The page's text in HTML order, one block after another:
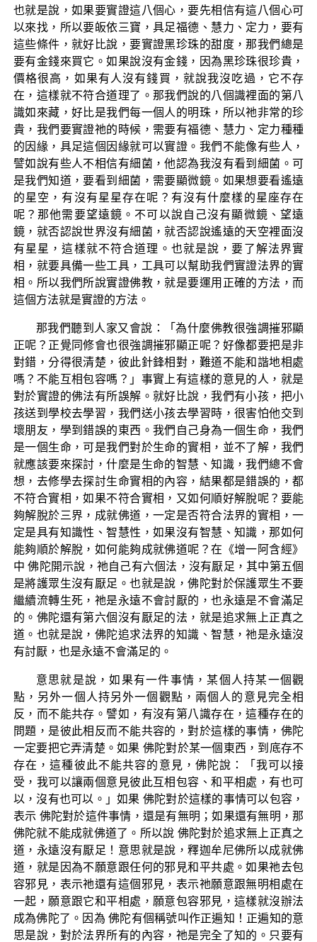
也就是說，如果要實證這八個心，要先相信有這八個心可
以來找，所以要皈依三寶，具足福德、慧力、定力，要有
這些條件，就好比說，要實證黑珍珠的甜度，那我們總是
要有金錢來買它。如果說沒有金錢，因為黑珍珠很珍貴，
價格很高，如果有人沒有錢買，就說我沒吃過，它不存
在，這樣就不符合道理了。那我們說的八個識裡面的第八
識如來藏，好比是我們每一個人的明珠，所以祂非常的珍
貴，我們要實證祂的時候，需要有福德、慧力、定力種種
的因緣，具足這個因緣就可以實證。我們不能像有些人，
譬如說有些人不相信有細菌，他認為我沒有看到細菌。可
是我們知道，要看到細菌，需要顯微鏡。如果想要看遙遠
的星空，有沒有星星存在呢？有沒有什麼樣的星座存在
呢？那他需要望遠鏡。不可以說自己沒有顯微鏡、望遠
鏡，就否認說世界沒有細菌，就否認說遙遠的天空裡面沒
有星星，這樣就不符合道理。也就是說，要了解法界實
相，就要具備一些工具，工具可以幫助我們實證法界的實
相。所以我們所說實證佛教，就是要運用正確的方法，而
這個方法就是實證的方法。
那我們聽到人家又會說：「為什麼佛教很強調摧邪顯
正呢？正覺同修會也很強調摧邪顯正呢？好像都要把是非
對錯，分得很清楚，彼此針鋒相對，難道不能和諧地相處
嗎？不能互相包容嗎？」事實上有這樣的意見的人，就是
對於實證的佛法有所誤解。就好比說，我們有小孩，把小
孩送到學校去學習，我們送小孩去學習時，很害怕他交到
壞朋友，學到錯誤的東西。我們自己身為一個生命，我們
是一個生命，可是我們對於生命的實相，並不了解，我們
就應該要來探討，什麼是生命的智慧、知識，我們總不會
想，去修學去探討生命實相的內容，結果都是錯誤的，都
不符合實相，如果不符合實相，又如何順好解脫呢？要能
夠解脫於三界，成就佛道，一定是否符合法界的實相，一
定是具有知識性、智慧性，如果沒有智慧、知識，那如何
能夠順於解脫，如何能夠成就佛道呢？在《增一阿含經》
中 佛陀開示說，祂自己有六個法，沒有厭足，其中第五個
是將護眾生沒有厭足。也就是說，佛陀對於保護眾生不要
繼續流轉生死，祂是永遠不會討厭的，也永遠是不會滿足
的。佛陀還有第六個沒有厭足的法，就是追求無上正真之
道。也就是說，佛陀追求法界的知識、智慧，祂是永遠沒
有討厭，也是永遠不會滿足的。
意思就是說，如果有一件事情，某個人持某一個觀
點，另外一個人持另外一個觀點，兩個人的意見完全相
反，而不能共存。譬如，有沒有第八識存在，這種存在的
問題，是彼此相反而不能共容的，對於這樣的事情，佛陀
一定要把它弄清楚。如果 佛陀對於某一個東西，到底存不
存在，這種彼此不能共容的意見，佛陀說：「我可以接
受，我可以讓兩個意見彼此互相包容、和平相處，有也可
以，沒有也可以。」如果 佛陀對於這樣的事情可以包容，
表示 佛陀對於這件事情，還是有無明；如果還有無明，那
佛陀就不能成就佛道了。所以說 佛陀對於追求無上正真之
道，永遠沒有厭足！意思就是說，釋迦牟尼佛所以成就佛
道，就是因為不願意跟任何的邪見和平共處。如果祂去包
容邪見，表示祂還有這個邪見，表示祂願意跟無明相處在
一起，願意跟它和平相處，願意包容邪見，這樣就沒辦法
成為佛陀了。因為 佛陀有個稱號叫作正遍知！正遍知的意
思是說，對於法界所有的內容，祂是完全了知的。只要有